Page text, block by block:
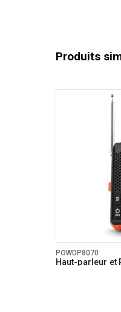
Produits
POWDP8070
Haut-parleur et